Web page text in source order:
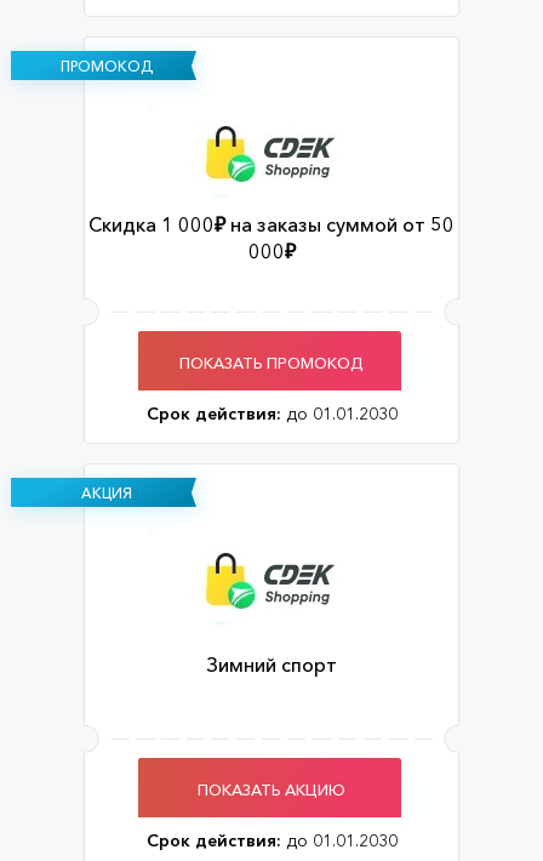
ПРОМОКОД
Скидка 1 000₽ на заказы суммой от 50
000₽
ПОКАЗАТЬ ПРОМОКОД
Срок действия: до 01.01.2030
АКЦИЯ
Зимний спорт
ПОКАЗАТЬ АКЦИЮ
Срок действия: до 01.01.2030